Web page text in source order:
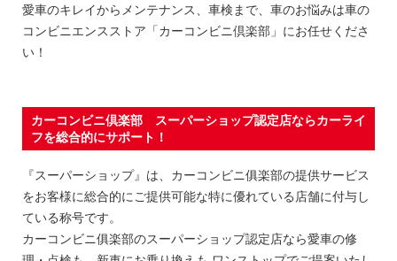
愛車のキレイからメンテナンス、車検まで、車のお悩みは車の
コンビニエンスストア「カーコンビニ倶楽部」にお任せくださ
い！
カーコンビニ倶楽部 スーパーショップ認定店ならカーライ
フを総合的にサポート！
『スーパーショップ』は、カーコンビニ俱楽部の提供サービス
をお客様に総合的にご提供可能な特に優れている店舗に付与し
ている称号です。
カーコンビニ俱楽部のスーパーショップ認定店なら愛車の修